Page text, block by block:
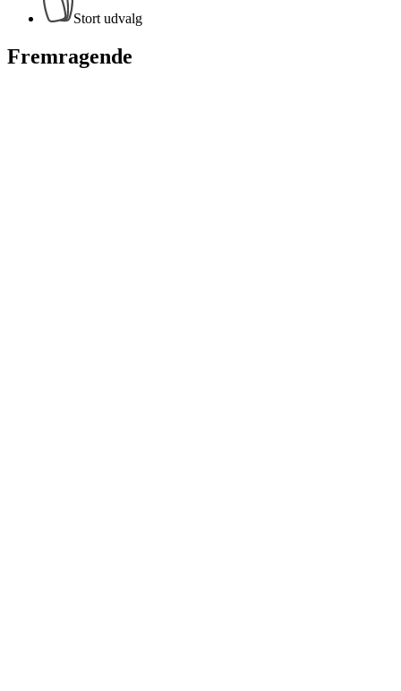
Stort udvalg
Fremragende